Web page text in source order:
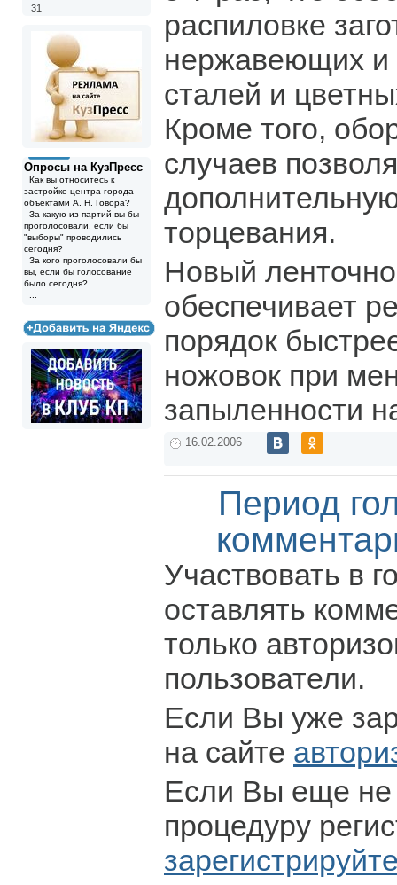
31
Опросы на КузПресс
Как вы относитесь к
застройке центра города
объектами А. Н. Говора?
За какую из партий вы бы
проголосовали, если бы
"выборы" проводились
сегодня?
За кого проголосовали бы
вы, если бы голосование
было сегодня?
распиловке
нержавеющих и
сталей и
Кроме того,
случаев
торцевания.
Новый
обеспечивает
порядок
ножовок при
запыленности
16.02.2006
Период
Участвовать в
оставлять
только
пользователи.
Если Вы уже
на сайте
Если Вы еще не
процедуру